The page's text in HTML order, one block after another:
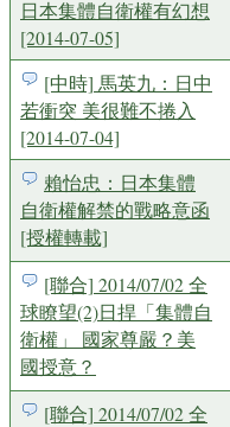
日本集體自衛權有幻想
[2014-07-05]
[中時] 馬英九：日中
若衝突 美很難不捲入
[2014-07-04]
賴怡忠：日本集體
自衛權解禁的戰略意函
[授權轉載]
[聯合] 2014/07/02 全
球瞭望(2)日捍「集體自
衛權」 國家尊嚴？美
國授意？
[聯合] 2014/07/02 全